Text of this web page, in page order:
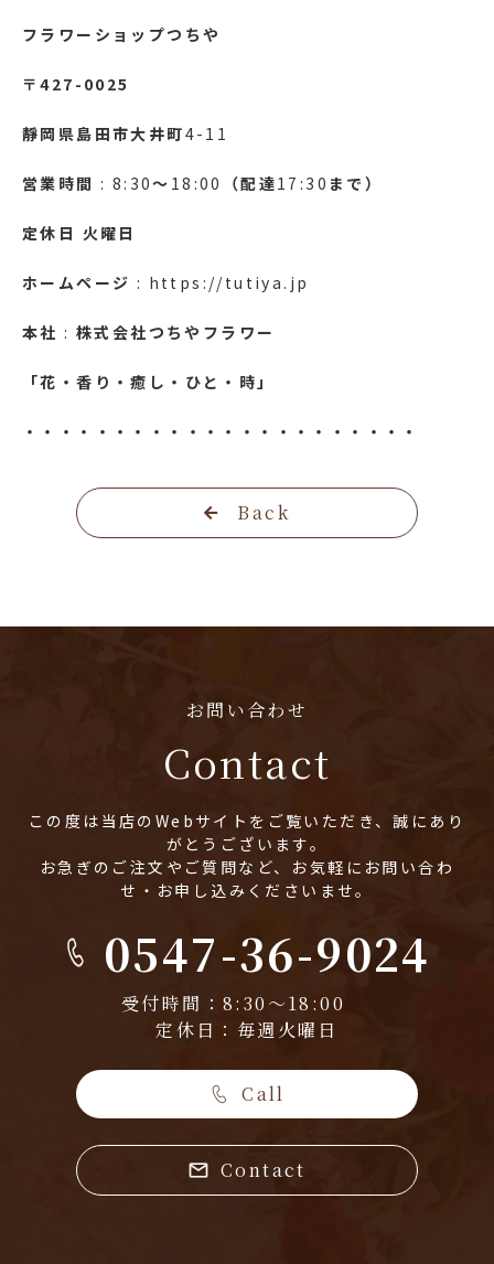
フラワーショップつちや
〒427-0025
靜岡県島田市大井町4-11
営業時間 : 8:30～ 18:00 （配達17:30 まで）
定休日 火曜日
ホームページ : https://tutiya.jp
本社 :株式会社つちやフラワー
「花・香り・癒し・ひと・時」
・・・・・・・・・・・・・・・・・・・・・・
Back
お問い合わせ
Contact
この度は当店のWebサイトをご覧いただき、誠にあり
がとうございます。
お急ぎのご注文やご質問など、お気軽にお問い合わ
せ・お申し込みくださいませ。
0547-36-9024
受付時間：8:30～18:00
定休日：毎週火曜日
Call
Contact